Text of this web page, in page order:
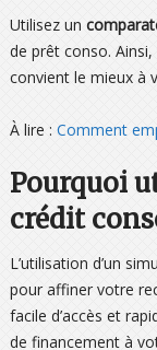
Utilisez un
de prêt conso.
convient le mieux à
À lire : Comment
Pourquoi
crédit
L’utilisation d’un
pour affiner votre
facile d’accès et
de financement à